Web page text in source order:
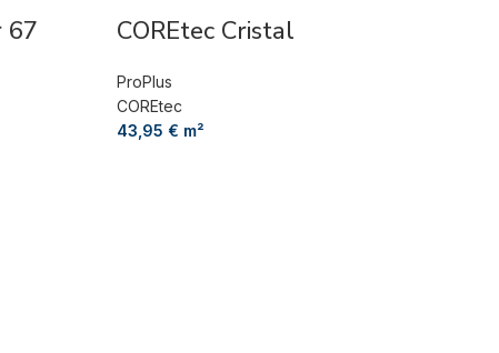
67 COREtec Cristal
ProPlus
COREtec
43,95 € m²